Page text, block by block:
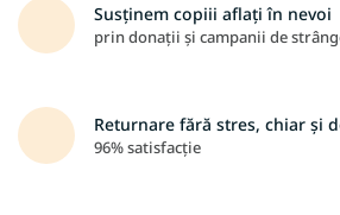
Susținem copiii aflați în nevoi
prin donații și campanii de
Returnare fără stres, chiar și
96% satisfacție